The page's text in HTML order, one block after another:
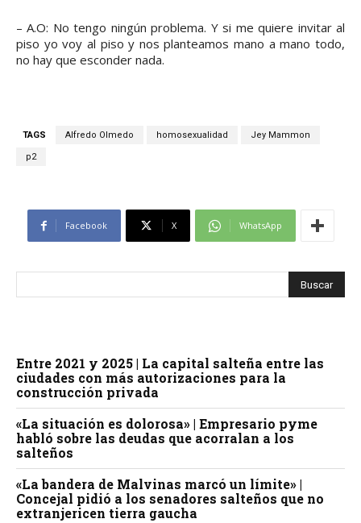
– A.O: No tengo ningún problema. Y si me quiere invitar al
piso yo voy al piso y nos planteamos mano a mano todo,
no hay que esconder nada.
TAGS Alfredo Olmedo homosexualidad Jey Mammon
p2
Facebook X WhatsApp
Entre 2021 y 2025 | La capital salteña entre las
ciudades con más autorizaciones para la
construcción privada
«La situación es dolorosa» | Empresario pyme
habló sobre las deudas que acorralan a los
salteños
«La bandera de Malvinas marcó un límite» |
Concejal pidió a los senadores salteños que no
extranjericen tierra gaucha